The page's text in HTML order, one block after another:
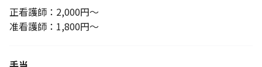
正看護師：2,000円～
准看護師：1,800円～